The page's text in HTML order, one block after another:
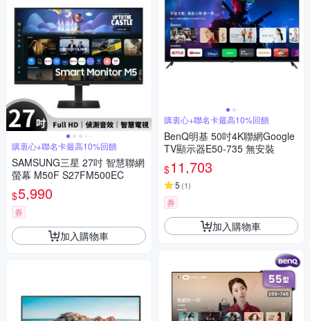
購衷心+聯名卡最高10%回饋
SAMSUNG三星 27吋 智慧聯網
螢幕 M50F S27FM500EC
$5,990
券
加入購物車
購衷心+聯名卡最高10%回饋
BenQ明基 50吋4K聯網Google
TV顯示器E50-735 無安裝
$11,703
5 (1)
券
加入購物車